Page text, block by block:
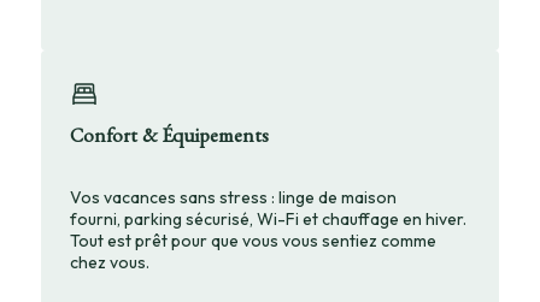
Confort & Équipements
Vos vacances sans stress : linge de maison
fourni, parking sécurisé, Wi-Fi et chauffage en hiver.
Tout est prêt pour que vous vous sentiez comme
chez vous.